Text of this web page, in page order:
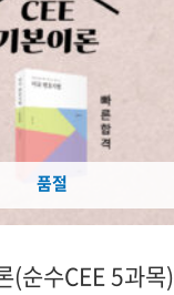
품절
(순수CEE 5과목)